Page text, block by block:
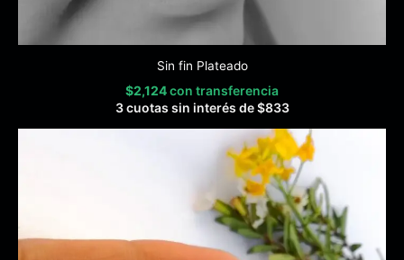
Sin fin Plateado
$2,124con transferencia
3 cuotas sin interés de$833